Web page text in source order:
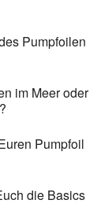
Pumpfoilen
im Meer oder
Pumpfoil
die Basics